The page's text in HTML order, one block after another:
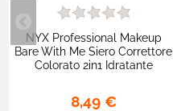
NYX Professional Makeup
Bare With Me Siero Correttore
Colorato 2in1 Idratante
8,49 €